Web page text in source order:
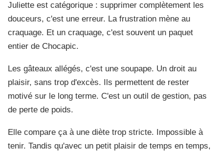
Juliette est catégorique : supprimer complètement les
douceurs, c'est une erreur. La frustration mène au
craquage. Et un craquage, c'est souvent un paquet
entier de Chocapic.
Les gâteaux allégés, c'est une soupape. Un droit au
plaisir, sans trop d'excès. Ils permettent de rester
motivé sur le long terme. C'est un outil de gestion, pas
de perte de poids.
Elle compare ça à une diète trop stricte. Impossible à
tenir. Tandis qu'avec un petit plaisir de temps en temps,